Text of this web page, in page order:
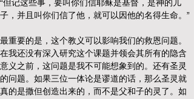
“但记这些事，要叫你们信耶稣是基督，是神的儿
子，并且叫你们信了他，就可以因他的名得生命。”
最重要的是，这个教义可以影响我们的救恩问题。
在我还没有深入研究这个课题并领会其所有的隐含
意义之前，这问题是我不可能想象到的。还有圣灵
的问题。如果三位一体论是谬道的话，那么圣灵就
真的是撒但创造出来的，而不是父和子的灵了。如